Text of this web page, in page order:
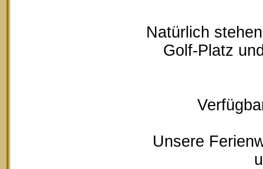
Natürlich
Golf-Platz
Unsere